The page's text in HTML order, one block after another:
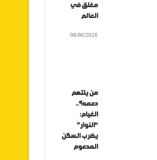
مغلق في
العالم
08/06/2026
من يلتهم
دعمه؟..
الغيام:
“النوار”
يضرب السكن
المدعوم